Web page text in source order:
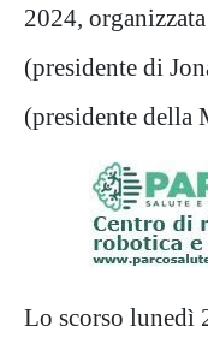
2024,
(presidente di
(presidente della
Lo scorso lunedì